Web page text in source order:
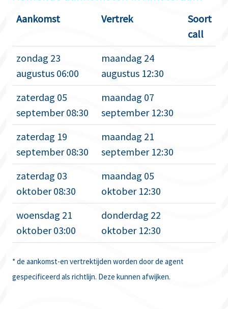
Aankomst Vertrek
Soort
call
zondag 23
augustus 06:00
maandag 24
augustus 12:30
zaterdag 05
september 08:30
maandag 07
september 12:30
zaterdag 19
september 08:30
maandag 21
september 12:30
zaterdag 03
oktober 08:30
maandag 05
oktober 12:30
woensdag 21
oktober 03:00
donderdag 22
oktober 12:30
* de aankomst-en vertrektijden worden door de agent
gespecificeerd als richtlijn. Deze kunnen afwijken.